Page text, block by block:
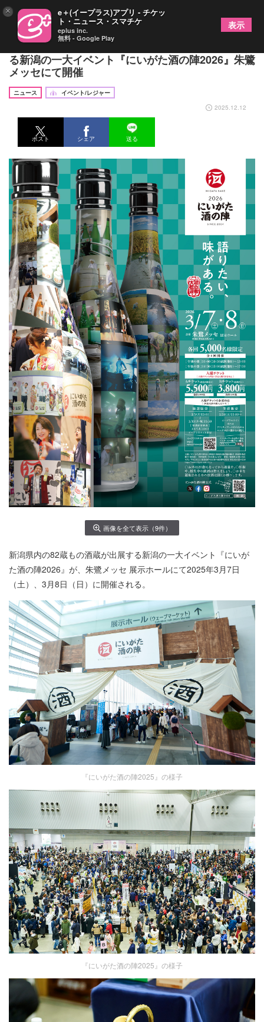
「語りたい、味がある。」新潟県内の酒蔵が出展す
る新潟の一大イベント『にいがた酒の陣2026』朱鷺
メッセにて開催
ニュース
イベント/レジャー
2025.12.12
ポスト シェア 送る
画像を全て表示（9件）
新潟県内の82蔵もの酒蔵が出展する新潟の一大イベント『にいが
た酒の陣2026』が、朱鷺メッセ 展示ホールにて2025年3月7日
（土）、3月8日（日）に開催される。
『にいがた酒の陣2025』の様子
『にいがた酒の陣2025』の様子
× e＋(イープラス)アプリ - チケッ
ト・ニュース・スマチケ
eplus inc.
無料 - Google Play
表示